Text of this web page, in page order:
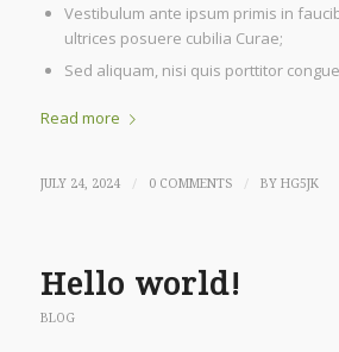
Vestibulum ante ipsum primis in
ultrices posuere cubilia Curae;
Sed aliquam, nisi quis porttitor congue
Read more
JULY 24, 2024 / 0 COMMENTS / BY HG5JK
Hello world!
BLOG